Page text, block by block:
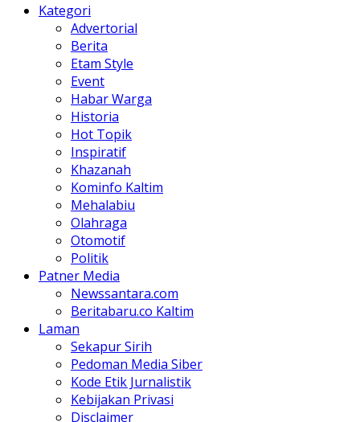
Kategori
Advertorial
Berita
Etam Style
Event
Habar Warga
Historia
Hot Topik
Inspiratif
Khazanah
Kominfo Kaltim
Mehalabiu
Olahraga
Otomotif
Politik
Patner Media
Newssantara.com
Beritabaru.co Kaltim
Laman
Sekapur Sirih
Pedoman Media Siber
Kode Etik Jurnalistik
Kebijakan Privasi
Disclaimer